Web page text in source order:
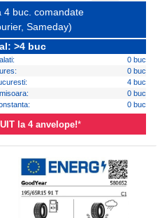
4 buc. comandate
Sameday)
>4 buc
0 buc
0 buc
4 buc
0 buc
0 buc
la 4 anvelope!*